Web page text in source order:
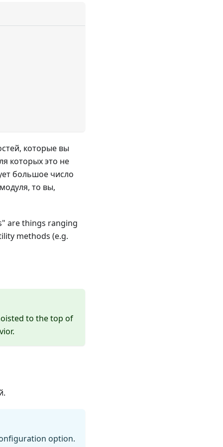
которые вы
которых это не
большое число
то вы,
are things ranging
methods (e.g.
to the top of
option.